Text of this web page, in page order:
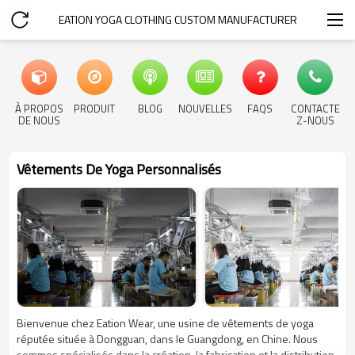
EATION YOGA CLOTHING CUSTOM MANUFACTURER
À PROPOS
DE NOUS
PRODUIT BLOG NOUVELLES FAQS CONTACTE
Z-NOUS
Vêtements De Yoga Personnalisés
Bienvenue chez Eation Wear, une usine de vêtements de yoga
réputée située à Dongguan, dans le Guangdong, en Chine. Nous